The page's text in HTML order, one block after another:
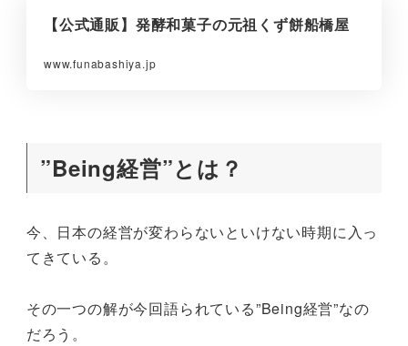
【公式通販】発酵和菓子の元祖くず餅船橋屋
www.funabashiya.jp
”Being経営”とは？
今、日本の経営が変わらないといけない時期に入っ
てきている。
その一つの解が今回語られている”Being経営”なの
だろう。